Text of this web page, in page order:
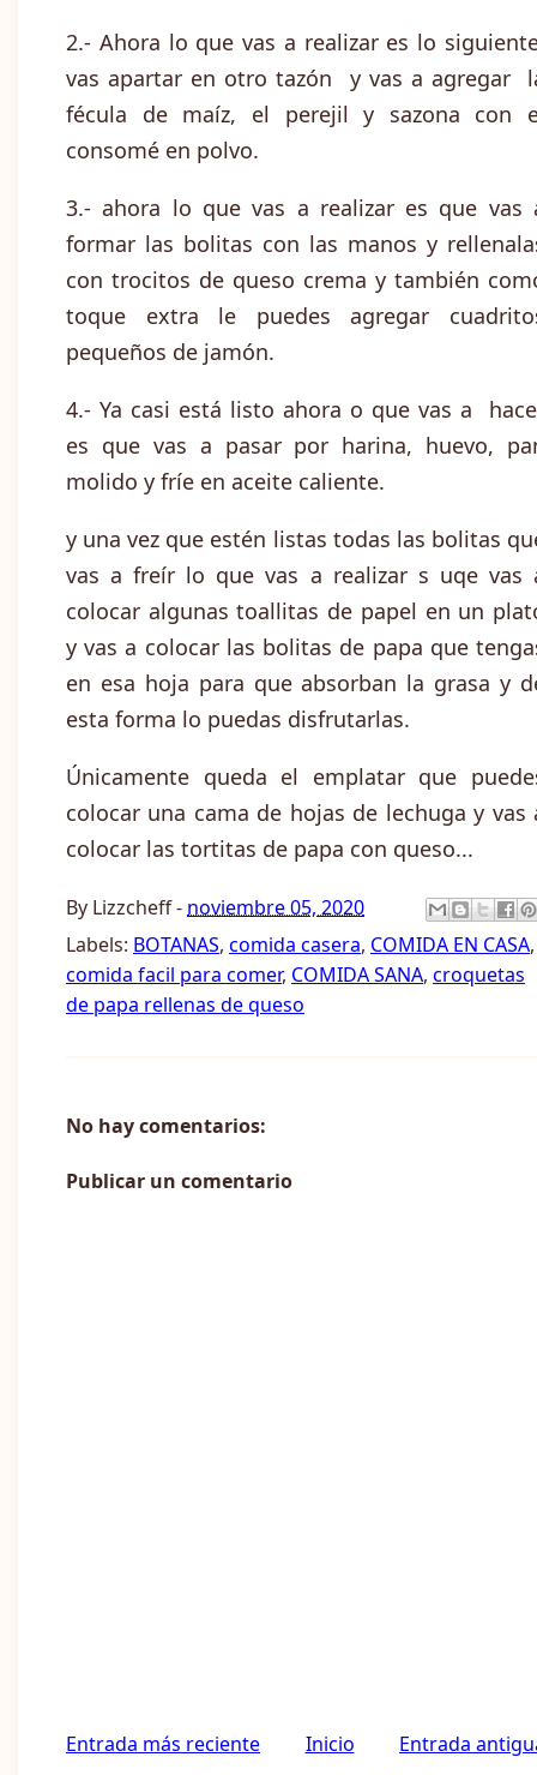
2.- Ahora lo que vas a realizar es lo
vas apartar en otro tazón y vas a agregar
fécula de maíz, el perejil y sazona con
consomé en polvo.
3.- ahora lo que vas a realizar es que vas
formar las bolitas con las manos y
con trocitos de queso crema y también
toque extra le puedes agregar
pequeños de jamón.
4.- Ya casi está listo ahora o que vas a
es que vas a pasar por harina, huevo,
molido y fríe en aceite caliente.
y una vez que estén listas todas las bolitas
vas a freír lo que vas a realizar s uqe vas
colocar algunas toallitas de papel en un
y vas a colocar las bolitas de papa que
en esa hoja para que absorban la grasa y
esta forma lo puedas disfrutarlas.
Únicamente queda el emplatar que
colocar una cama de hojas de lechuga y vas
colocar las tortitas de papa con queso...
By Lizzcheff- noviembre 05, 2020
Labels: BOTANAS, comida casera, COMIDA EN CASA,
comida facil para comer, COMIDA SANA, croquetas
de papa rellenas de queso
No hay comentarios:
Publicar un comentario
Entrada más reciente Entrada
Inicio